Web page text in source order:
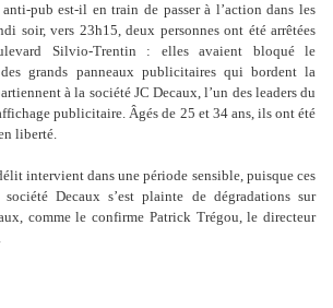
pub est-il en train de passer à l’action dans les
soir, vers 23h15, deux personnes ont été arrêtées
Silvio-Trentin : elles avaient bloqué le
grands panneaux publicitaires qui bordent la
à la société JC Decaux, l’un des leaders du
publicitaire. Âgés de 25 et 34 ans, ils ont été
liberté.
intervient dans une période sensible, puisque ces
société Decaux s’est plainte de dégradations sur
comme le confirme Patrick Trégou, le directeur